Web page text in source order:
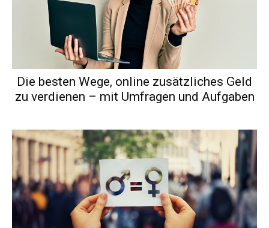
Die besten Wege, online zusätzliches Geld
zu verdienen – mit Umfragen und Aufgaben